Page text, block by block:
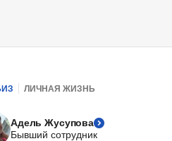
ЛИЧНАЯ ЖИЗНЬ
Адель Жусупова
Бывший сотрудник